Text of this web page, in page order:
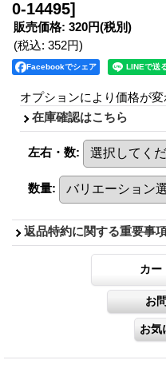
0-14495]
販売価格: 320円(税別)
(税込: 352円)
Facebookでシェア
オプションにより価格が変
在庫確認はこちら
左右・数:
数量:
返品特約に関する重要事